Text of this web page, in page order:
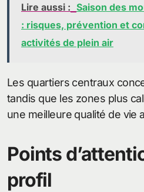
Lire aussi : Saison des
: risques, prévention et
activités de plein air
Les quartiers centraux
tandis que les zones plus
une meilleure qualité de vie
Points
profil